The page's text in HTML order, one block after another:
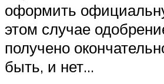
оформить
этом случае
получено
быть, и нет…